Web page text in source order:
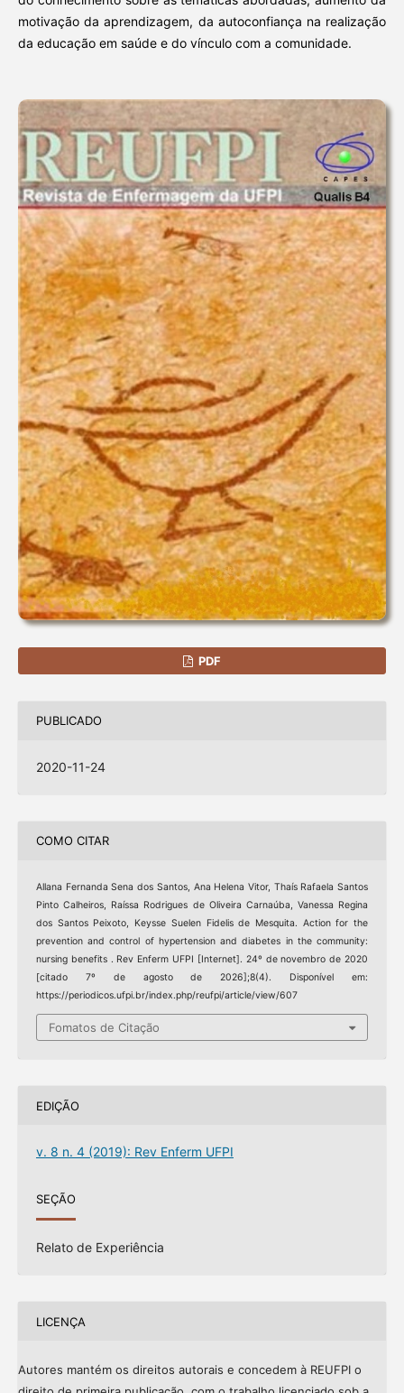
motivação da aprendizagem, da autoconfiança na realização
da educação em saúde e do vínculo com a comunidade.
PDF
PUBLICADO
2020-11-24
COMO CITAR
Allana Fernanda Sena dos Santos, Ana Helena Vitor, Thaís Rafaela Santos
Pinto Calheiros, Raíssa Rodrigues de Oliveira Carnaúba, Vanessa Regina
dos Santos Peixoto, Keysse Suelen Fidelis de Mesquita. Action for the
prevention and control of hypertension and diabetes in the community:
nursing benefits . Rev Enferm UFPI [Internet]. 24º de novembro de 2020
[citado 7º de agosto de 2026];8(4). Disponível em:
https://periodicos.ufpi.br/index.php/reufpi/article/view/607
Fomatos de Citação
EDIÇÃO
v. 8 n. 4 (2019): Rev Enferm UFPI
SEÇÃO
Relato de Experiência
LICENÇA
Autores mantém os direitos autorais e concedem à REUFPI o